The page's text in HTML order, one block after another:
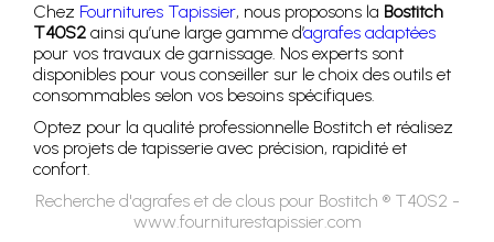
Chez Fournitures Tapissier, nous proposons la Bostitch
T40S2 ainsi qu’une large gamme d’agrafes adaptées
pour vos travaux de garnissage. Nos experts sont
disponibles pour vous conseiller sur le choix des outils et
consommables selon vos besoins spécifiques.
Optez pour la qualité professionnelle Bostitch et réalisez
vos projets de tapisserie avec précision, rapidité et
confort.
Recherche d'agrafes et de clous pour Bostitch ® T40S2 -
www.fourniturestapissier.com